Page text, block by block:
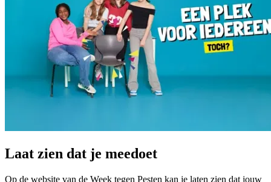
Laat zien dat je meedoet
Op de website van de Week tegen Pesten kan je laten zien dat jouw